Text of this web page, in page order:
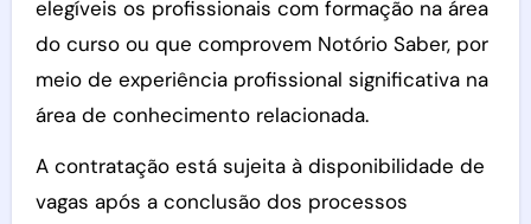
elegíveis os profissionais com formação na área
do curso ou que comprovem Notório Saber, por
meio de experiência profissional significativa na
área de conhecimento relacionada.
A contratação está sujeita à disponibilidade de
vagas após a conclusão dos processos